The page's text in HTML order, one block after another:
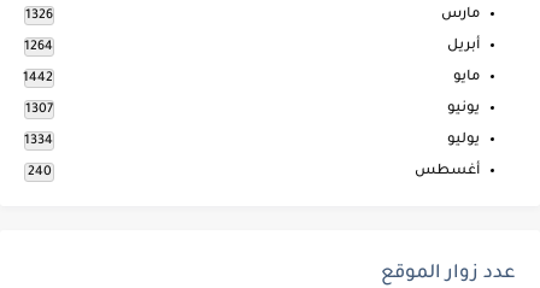
مارس 1326
أبريل 1264
مايو 1442
يونيو 1307
يوليو 1334
أغسطس 240
عدد زوار الموقع